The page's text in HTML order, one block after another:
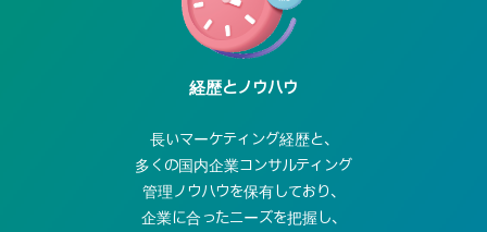
経歴とノウハウ
長いマーケティング経歴と、
多くの国内企業コンサルティング
管理ノウハウを保有しており、
企業に合ったニーズを把握し、